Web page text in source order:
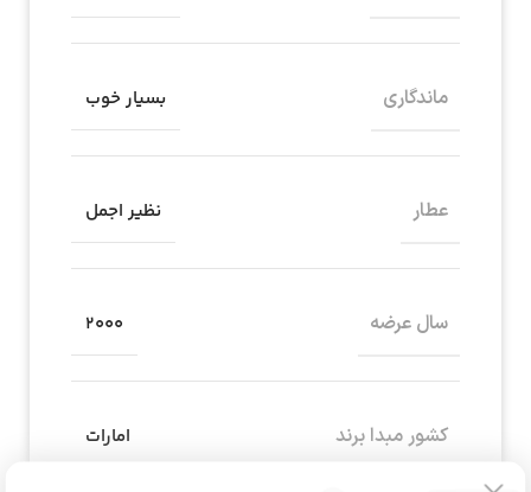
ماندگاری بسیار خوب
عطار نظیر اجمل
سال عرضه 2000
کشور مبدا برند امارات